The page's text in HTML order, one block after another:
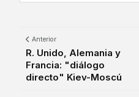
Anterior
R. Unido, Alemania y
Francia: "diálogo
directo" Kiev-Moscú